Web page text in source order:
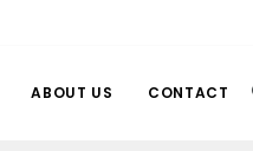
ABOUT US CONTACT